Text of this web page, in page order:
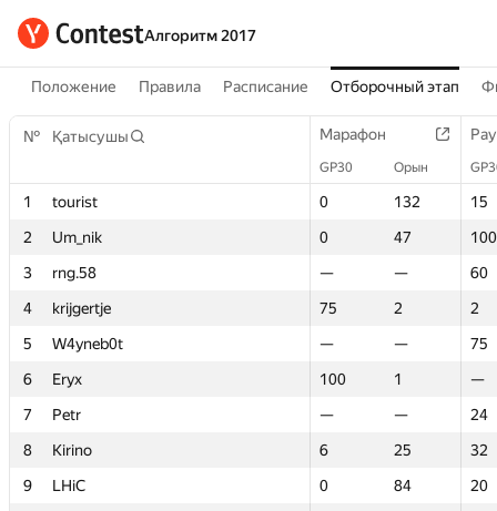
Алгоритм 2017
Положение Правила Расписание Отборочный этап
№ Қатысушы Марафон
GP30 Орын
1 tourist 0 132
15
2
Um_nik 0 47
100
3
rng.58 — —
60
4
krijgertje 75 2
2
5
W4yneb0t — —
75
6
Eryx 100 1
—
7
Petr — —
24
8
Kirino 6 25
32
9
LHiC 0 84
20
№ Қатысушы Марафон
GP30 Орын
1 tourist 0 132
15
2
Um_nik 0 47
100
3
rng.58 — —
60
4
krijgertje 75 2
2
5
W4yneb0t — —
75
6
Eryx 100 1
—
7
Petr — —
24
8
Kirino 6 25
32
9
LHiC 0 84
20